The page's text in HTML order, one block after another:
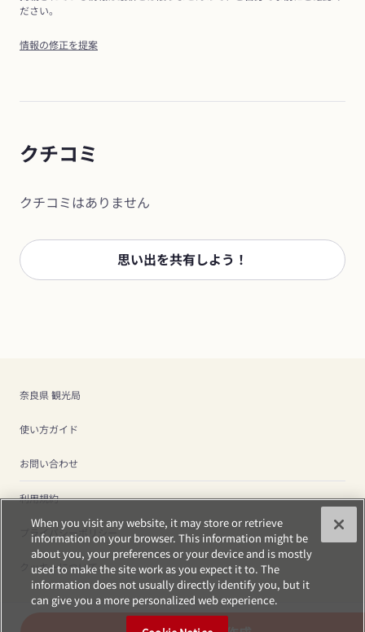
ださい。
情報の修正を提案
クチコミ
クチコミはありません
思い出を共有しよう！
奈良県 観光局
使い方ガイド
お問い合わせ
利用規約
プライバシーポリシー
クッキーについて
When you visit any website, it may store or retrieve
information on your browser. This information might be
about you, your preferences or your device and is mostly
used to make the site work as you expect it to. The
information does not usually directly identify you, but it
can give you a more personalized web experience.